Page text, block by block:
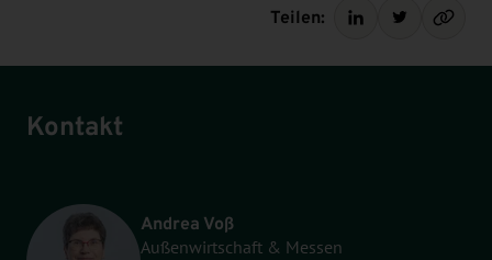
Teilen:
Kontakt
Andrea Voß
Außenwirtschaft & Messen